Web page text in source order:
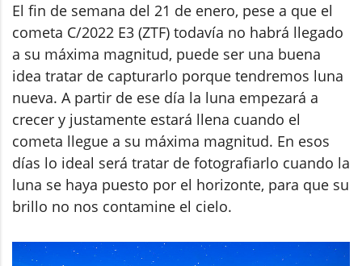
El fin de semana del 21 de enero, pese a que el
cometa C/2022 E3 (ZTF) todavía no habrá llegado
a su máxima magnitud, puede ser una buena
idea tratar de capturarlo porque tendremos luna
nueva. A partir de ese día la luna empezará a
crecer y justamente estará llena cuando el
cometa llegue a su máxima magnitud. En esos
días lo ideal será tratar de fotografiarlo cuando la
luna se haya puesto por el horizonte, para que su
brillo no nos contamine el cielo.